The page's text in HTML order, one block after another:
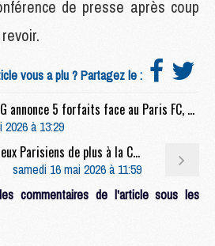
de presse après coup
vous a plu ? Partagez le :
Match : Le PSG annonce 5 forfaits face au Paris FC, mais deux retours
à 13:29
Coupe du monde 2026 : Deux Parisiens de plus à la Coupe du monde, dont un très peu connu
samedi 16 mai 2026 à 11:59
commentaires de l'article sous les